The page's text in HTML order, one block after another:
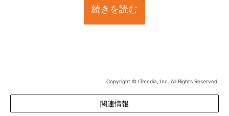
続きを読む
Copyright © ITmedia, Inc. All Rights Reserved.
関連情報